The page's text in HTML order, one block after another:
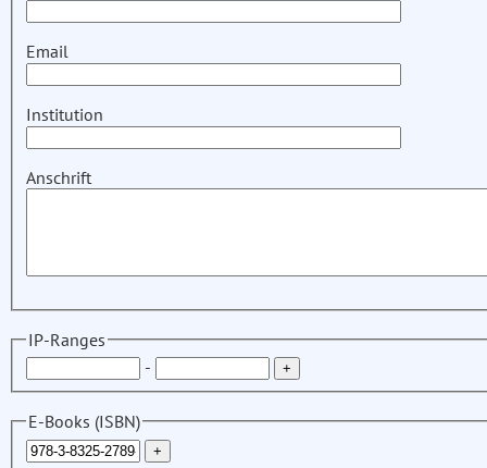
Email
Institution
Anschrift
IP-Ranges
-
E-Books (ISBN)